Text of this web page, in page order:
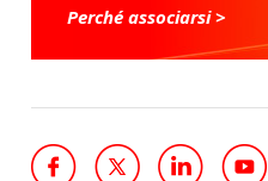
Perché associarsi >